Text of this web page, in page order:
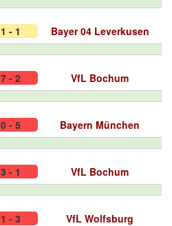
1 - 1 Bayer 04 Leverkusen
7 - 2 VfL Bochum
0 - 5 Bayern München
3 - 1 VfL Bochum
1 - 3 VfL Wolfsburg